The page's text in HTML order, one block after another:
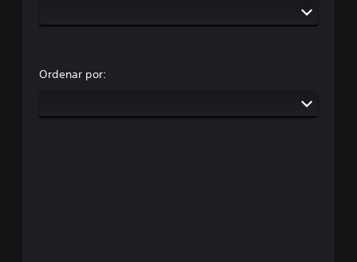
Ordenar por: